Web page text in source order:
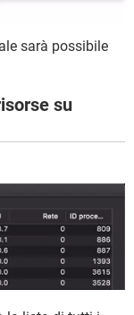
sarà possibile
su